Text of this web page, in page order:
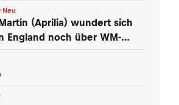
Neu
(Aprilia) wundert sich
England noch über WM-